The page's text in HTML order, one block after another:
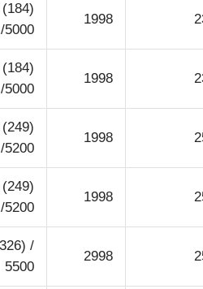
/5000
1998
/5000
1998
/5200
1998
/5200
1998
/
5500
2998